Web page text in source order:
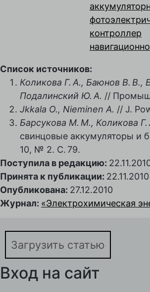
контроллер
Список источников:
Коликова Г. А., Баюнов В.
Подалинский Ю. А. //
Jkkala O., Nieminen A. // J.
Барсукова М. М., Коликова Г.
свинцовые аккумуляторы и
10, № 2. С. 79.
Поступила в редакцию:
Принята к публикации: 22.11.2010
Опубликована: 27.12.2010
Журнал: «Электрохимическая
Загрузить статью
Вход на сайт